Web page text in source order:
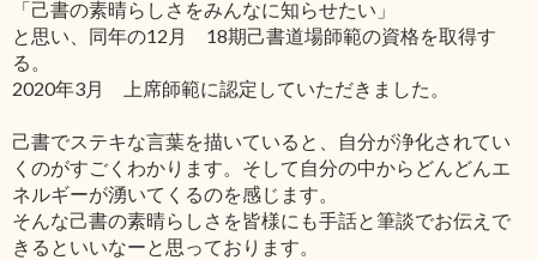
「己書の素晴らしさをみんなに知らせたい」
と思い、同年の12月 18期己書道場師範の資格を取得す
る。
2020年3月 上席師範に認定していただきました。
己書でステキな言葉を描いていると、自分が浄化されてい
くのがすごくわかります。そして自分の中からどんどんエ
ネルギーが湧いてくるのを感じます。
そんな己書の素晴らしさを皆様にも手話と筆談でお伝えで
きるといいなーと思っております。